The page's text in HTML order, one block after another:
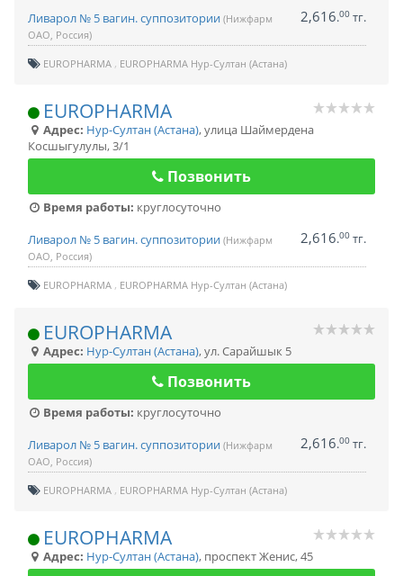
Ливарол № 5 вагин. суппозитории (Нижфарм
ОАО, Россия)
2,616.00 тг.
EUROPHARMA EUROPHARMA Нур-Султан (Астана)
EUROPHARMA
Адрес: Нур-Султан (Астана),улица Шаймердена
Косшыгулулы, 3/1
Позвонить
Время работы: круглосуточно
Ливарол № 5 вагин. суппозитории (Нижфарм
ОАО, Россия)
2,616.00 тг.
EUROPHARMA EUROPHARMA Нур-Султан (Астана)
EUROPHARMA
Адрес: Нур-Султан (Астана),ул. Сарайшык 5
Позвонить
Время работы: круглосуточно
Ливарол № 5 вагин. суппозитории (Нижфарм
ОАО, Россия)
2,616.00 тг.
EUROPHARMA EUROPHARMA Нур-Султан (Астана)
EUROPHARMA
Адрес: Нур-Султан (Астана), проспект Женис, 45